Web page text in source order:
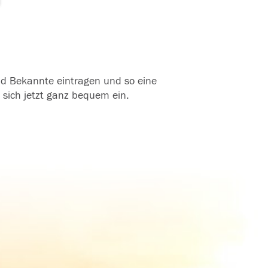
Bekannte eintragen und so eine
jetzt ganz bequem ein.